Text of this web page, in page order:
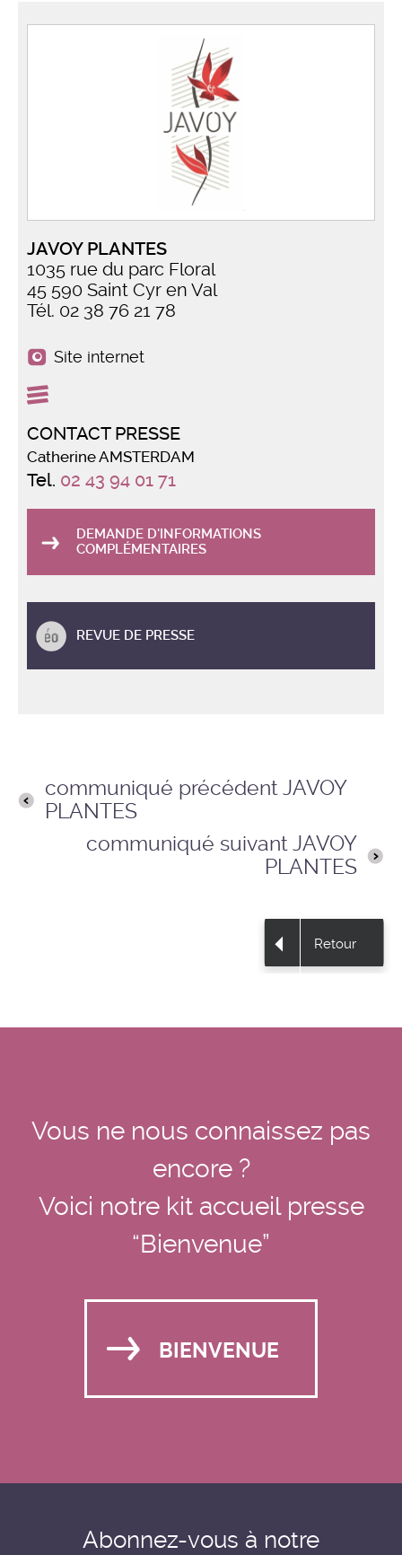
JAVOY PLANTES
1035 rue du parc Floral
45 590 Saint Cyr en Val
Tél. 02 38 76 21 78
Site internet
CONTACT PRESSE
Catherine AMSTERDAM
Tel. 02 43 94 01 71
DEMANDE D'INFORMATIONS
COMPLÉMENTAIRES
REVUE DE PRESSE
communiqué précédent JAVOY
PLANTES
communiqué suivant JAVOY
PLANTES
Retour
Vous ne nous connaissez pas
encore ?
Voici notre kit accueil presse
“Bienvenue”
BIENVENUE
Abonnez-vous à notre